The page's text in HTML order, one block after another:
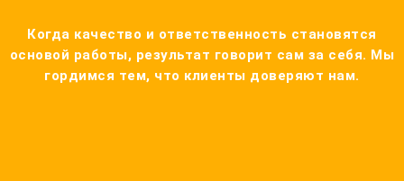
Когда качество и ответственность становятся
основой работы, результат говорит сам за себя. Мы
гордимся тем, что клиенты доверяют нам.